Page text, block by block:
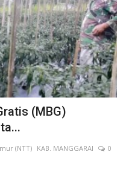
(MBG)
(NTT) KAB. MANGGARAI
0